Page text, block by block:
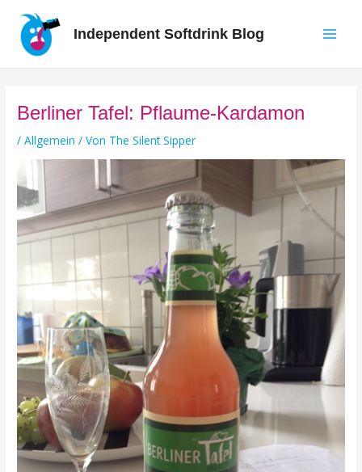
Inhalt
springen
Independent Softdrink Blog
Berliner Tafel: Pflaume-Kardamon
/Allgemein / Von The Silent Sipper